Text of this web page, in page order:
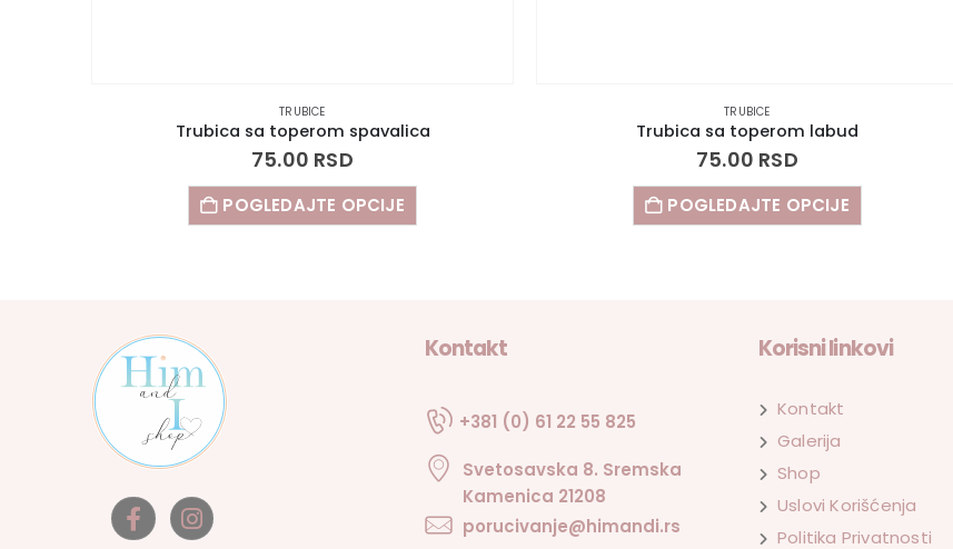
TRUBICE
Trubica sa toperom spavalica
75.00 RSD
POGLEDAJTE OPCIJE
TRUBICE
Trubica sa toperom labud
75.00 RSD
POGLEDAJTE OPCIJE
Kontakt
+381 (0) 61 22 55 825
Svetosavska 8. Sremska
Kamenica 21208
porucivanje@himandi.rs
Korisni linkovi
Kontakt
Galerija
Shop
Uslovi Korišćenja
Politika Privatnosti